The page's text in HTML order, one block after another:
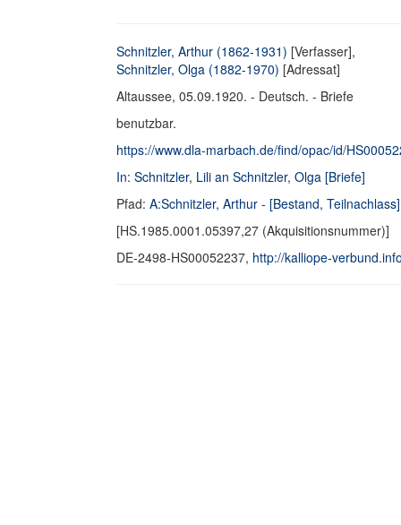
Schnitzler, Arthur (1862-1931) [Verfasser],
Schnitzler, Olga (1882-1970) [Adressat]
Altaussee, 05.09.1920. - Deutsch. - Briefe
benutzbar.
https://www.dla-marbach.de/find/opac/id/
In: Schnitzler, Lili an Schnitzler, Olga [Briefe]
Pfad: A:Schnitzler, Arthur - [Bestand, Teilnachlass]
[HS.1985.0001.05397,27 (Akquisitionsnummer)]
DE-2498-HS00052237, http://kalliope-